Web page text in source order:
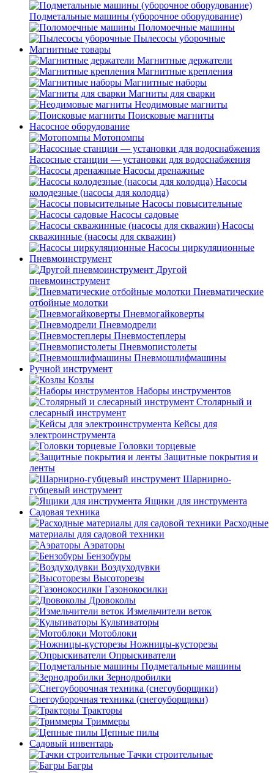
Подметальные машины (уборочное оборудование)
Поломоечные машины
Пылесосы уборочные
Магнитные товары
Магнитные держатели
Магнитные крепления
Магнитные наборы
Магниты для сварки
Неодимовые магниты
Поисковые магниты
Насосное оборудование
Мотопомпы
Насосные станции — установки для водоснабжения
Насосы дренажные
Насосы
колодезные (насосы для колодца)
Насосы повысительные
Насосы садовые
Насосы
скважинные (насосы для скважин)
Насосы циркуляционные
Пневмоинструмент
Другой
пневмоинструмент
Пневматические
отбойные молотки
Пневмогайковерты
Пневмодрели
Пневмостеплеры
Пневмопистолеты
Пневмошлифмашины
Ручной инструмент
Козлы
Наборы инструментов
Столярный и
слесарный инструмент
Кейсы для
электроинструмента
Головки торцевые
Защитные покрытия и
ленты
Шарнирно-
губцевый инструмент
Ящики для инструмента
Садовая техника
Расходные
материалы для садовой техники
Аэраторы
Бензобуры
Воздуходувки
Высоторезы
Газонокосилки
Дровоколы
Измельчители веток
Культиваторы
Мотоблоки
Ножницы-кусторезы
Опрыскиватели
Подметальные машины
Зернодробилки
Снегоуборочная техника (снегоуборщики)
Тракторы
Триммеры
Цепные пилы
Садовый инвентарь
Тачки строительные
Багры